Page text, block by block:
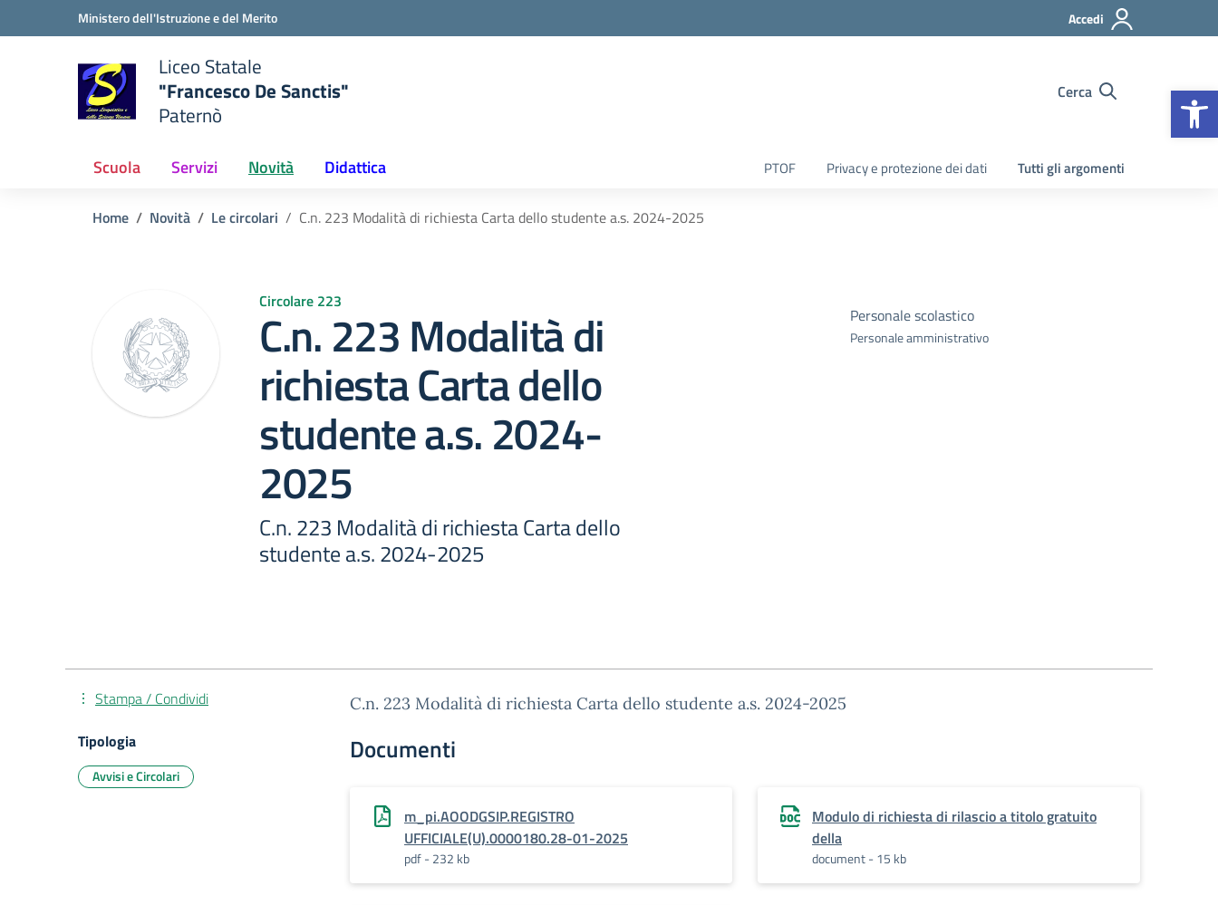
Vai ai contenuti
Vai al menu di navigazioneMinistero dell'Istruzione e del Merito Accedi
scuola
Liceo Statale
"Francesco De Sanctis"
Paternò
Cerca
Scuola Servizi Novità Didattica PTOF Privacy e protezione dei dati Tutti gli argomenti
Home Novità Le circolari C.n. 223 Modalità di richiesta Carta dello studente a.s. 2024-2025
Circolare 223
C.n. 223 Modalità di
richiesta Carta dello
studente a.s. 2024-
2025
C.n. 223 Modalità di richiesta Carta dello
studente a.s. 2024-2025
Personale scolastico
Personale amministrativo
C.n. 223 Modalità di richiesta Carta dello studente a.s. 2024-2025
Documenti
m_pi.AOODGSIP.REGISTRO
UFFICIALE(U).0000180.28-01-2025
pdf - 232 kb
Modulo di richiesta di rilascio a titolo gratuito
della
document - 15 kb
Stampa / Condividi
Tipologia
Avvisi e Circolari